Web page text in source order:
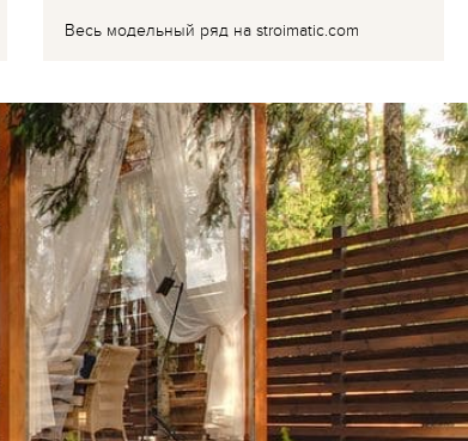
Весь модельный ряд на stroimatic.com